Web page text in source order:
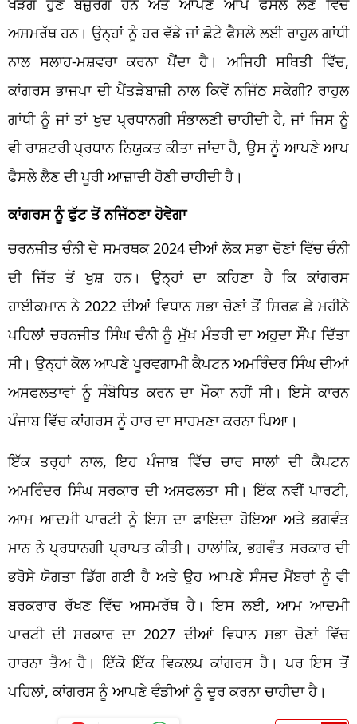
ਅਸਮਰੱਥ ਹਨ। ਉਨ੍ਹਾਂ ਨੂੰ ਹਰ ਵੱਡੇ ਜਾਂ ਛੋਟੇ ਫੈਸਲੇ ਲਈ ਰਾਹੁਲ ਗਾਂਧੀ
ਨਾਲ ਸਲਾਹ-ਮਸ਼ਵਰਾ ਕਰਨਾ ਪੈਂਦਾ ਹੈ। ਅਜਿਹੀ ਸਥਿਤੀ ਵਿੱਚ,
ਕਾਂਗਰਸ ਭਾਜਪਾ ਦੀ ਪੈਂਤੜੇਬਾਜ਼ੀ ਨਾਲ ਕਿਵੇਂ ਨਜਿੱਠ ਸਕੇਗੀ? ਰਾਹੁਲ
ਗਾਂਧੀ ਨੂੰ ਜਾਂ ਤਾਂ ਖੁਦ ਪ੍ਰਧਾਨਗੀ ਸੰਭਾਲਣੀ ਚਾਹੀਦੀ ਹੈ, ਜਾਂ ਜਿਸ ਨੂੰ
ਵੀ ਰਾਸ਼ਟਰੀ ਪ੍ਰਧਾਨ ਨਿਯੁਕਤ ਕੀਤਾ ਜਾਂਦਾ ਹੈ, ਉਸ ਨੂੰ ਆਪਣੇ ਆਪ
ਫੈਸਲੇ ਲੈਣ ਦੀ ਪੂਰੀ ਆਜ਼ਾਦੀ ਹੋਣੀ ਚਾਹੀਦੀ ਹੈ।
ਕਾਂਗਰਸ ਨੂੰ ਫੁੱਟ ਤੋਂ ਨਜਿੱਠਣਾ ਹੋਵੇਗਾ
ਚਰਨਜੀਤ ਚੰਨੀ ਦੇ ਸਮਰਥਕ 2024 ਦੀਆਂ ਲੋਕ ਸਭਾ ਚੋਣਾਂ ਵਿੱਚ ਚੰਨੀ
ਦੀ ਜਿੱਤ ਤੋਂ ਖੁਸ਼ ਹਨ। ਉਨ੍ਹਾਂ ਦਾ ਕਹਿਣਾ ਹੈ ਕਿ ਕਾਂਗਰਸ
ਹਾਈਕਮਾਨ ਨੇ 2022 ਦੀਆਂ ਵਿਧਾਨ ਸਭਾ ਚੋਣਾਂ ਤੋਂ ਸਿਰਫ਼ ਛੇ ਮਹੀਨੇ
ਪਹਿਲਾਂ ਚਰਨਜੀਤ ਸਿੰਘ ਚੰਨੀ ਨੂੰ ਮੁੱਖ ਮੰਤਰੀ ਦਾ ਅਹੁਦਾ ਸੌਂਪ ਦਿੱਤਾ
ਸੀ। ਉਨ੍ਹਾਂ ਕੋਲ ਆਪਣੇ ਪੂਰਵਗਾਮੀ ਕੈਪਟਨ ਅਮਰਿੰਦਰ ਸਿੰਘ ਦੀਆਂ
ਅਸਫਲਤਾਵਾਂ ਨੂੰ ਸੰਬੋਧਿਤ ਕਰਨ ਦਾ ਮੌਕਾ ਨਹੀਂ ਸੀ। ਇਸੇ ਕਾਰਨ
ਪੰਜਾਬ ਵਿੱਚ ਕਾਂਗਰਸ ਨੂੰ ਹਾਰ ਦਾ ਸਾਹਮਣਾ ਕਰਨਾ ਪਿਆ।
ਇੱਕ ਤਰ੍ਹਾਂ ਨਾਲ, ਇਹ ਪੰਜਾਬ ਵਿੱਚ ਚਾਰ ਸਾਲਾਂ ਦੀ ਕੈਪਟਨ
ਅਮਰਿੰਦਰ ਸਿੰਘ ਸਰਕਾਰ ਦੀ ਅਸਫਲਤਾ ਸੀ। ਇੱਕ ਨਵੀਂ ਪਾਰਟੀ,
ਆਮ ਆਦਮੀ ਪਾਰਟੀ ਨੂੰ ਇਸ ਦਾ ਫਾਇਦਾ ਹੋਇਆ ਅਤੇ ਭਗਵੰਤ
ਮਾਨ ਨੇ ਪ੍ਰਧਾਨਗੀ ਪ੍ਰਾਪਤ ਕੀਤੀ। ਹਾਲਾਂਕਿ, ਭਗਵੰਤ ਸਰਕਾਰ ਦੀ
ਭਰੋਸੇ ਯੋਗਤਾ ਡਿੱਗ ਗਈ ਹੈ ਅਤੇ ਉਹ ਆਪਣੇ ਸੰਸਦ ਮੈਂਬਰਾਂ ਨੂੰ ਵੀ
ਬਰਕਰਾਰ ਰੱਖਣ ਵਿੱਚ ਅਸਮਰੱਥ ਹੈ। ਇਸ ਲਈ, ਆਮ ਆਦਮੀ
ਪਾਰਟੀ ਦੀ ਸਰਕਾਰ ਦਾ 2027 ਦੀਆਂ ਵਿਧਾਨ ਸਭਾ ਚੋਣਾਂ ਵਿੱਚ
ਹਾਰਨਾ ਤੈਅ ਹੈ। ਇੱਕੋ ਇੱਕ ਵਿਕਲਪ ਕਾਂਗਰਸ ਹੈ। ਪਰ ਇਸ ਤੋਂ
ਪਹਿਲਾਂ, ਕਾਂਗਰਸ ਨੂੰ ਆਪਣੇ ਵੰਡੀਆਂ ਨੂੰ ਦੂਰ ਕਰਨਾ ਚਾਹੀਦਾ ਹੈ।